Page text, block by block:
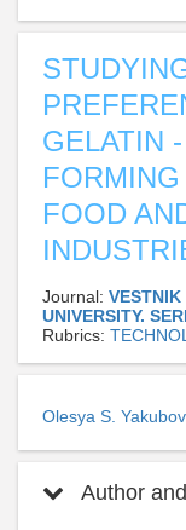
GELATIN
FOOD
Journal:
UNIVERSITY.
Rubrics:
Olesya S.
Author